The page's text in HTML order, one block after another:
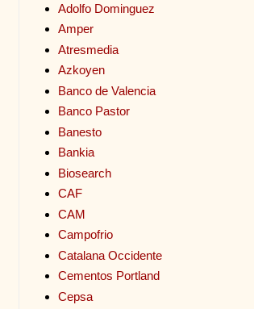
Adolfo Dominguez
Amper
Atresmedia
Azkoyen
Banco de Valencia
Banco Pastor
Banesto
Bankia
Biosearch
CAF
CAM
Campofrio
Catalana Occidente
Cementos Portland
Cepsa